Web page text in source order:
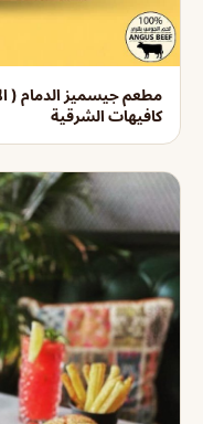
مطعم جيسميز الدمام (
كافيهات الشرقية